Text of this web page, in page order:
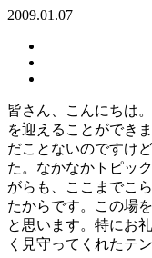
2009.01.07
皆さん、こんにちは
を迎えることができ
だことないのですけ
た。なかなかトピッ
がらも、ここまでこ
たからです。この場
と思います。特にお
く見守ってくれたテ